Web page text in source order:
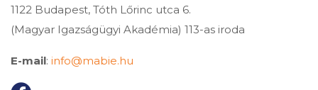
1122 Budapest, Tóth Lőrinc utca 6.
(Magyar Igazságügyi Akadémia) 113-as iroda
E-mail: info@mabie.hu